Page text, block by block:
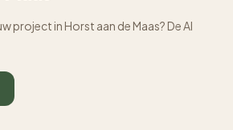
project in Horst aan de Maas? De AI